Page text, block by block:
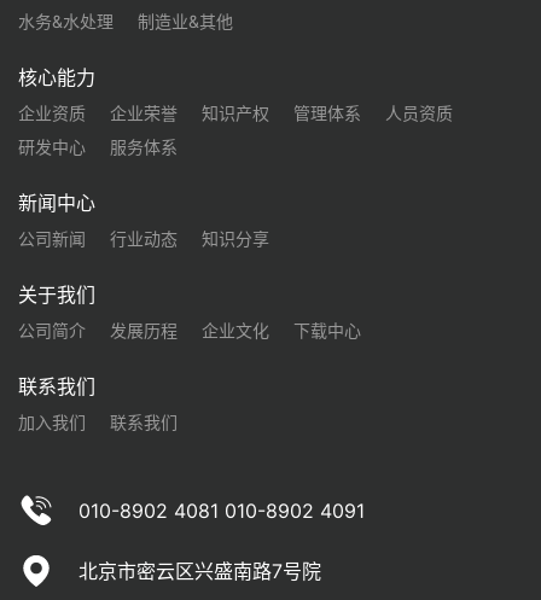
水务&水处理
制造业&其他
核心能力
企业资质 企业荣誉 知识产权 管理体系
人员资质
研发中心
服务体系
新闻中心
公司新闻 行业动态 知识分享
关于我们
公司简介 发展历程 企业文化 下载中心
联系我们
加入我们 联系我们
010-8902 4081 010-8902 4091
北京市密云区兴盛南路7号院